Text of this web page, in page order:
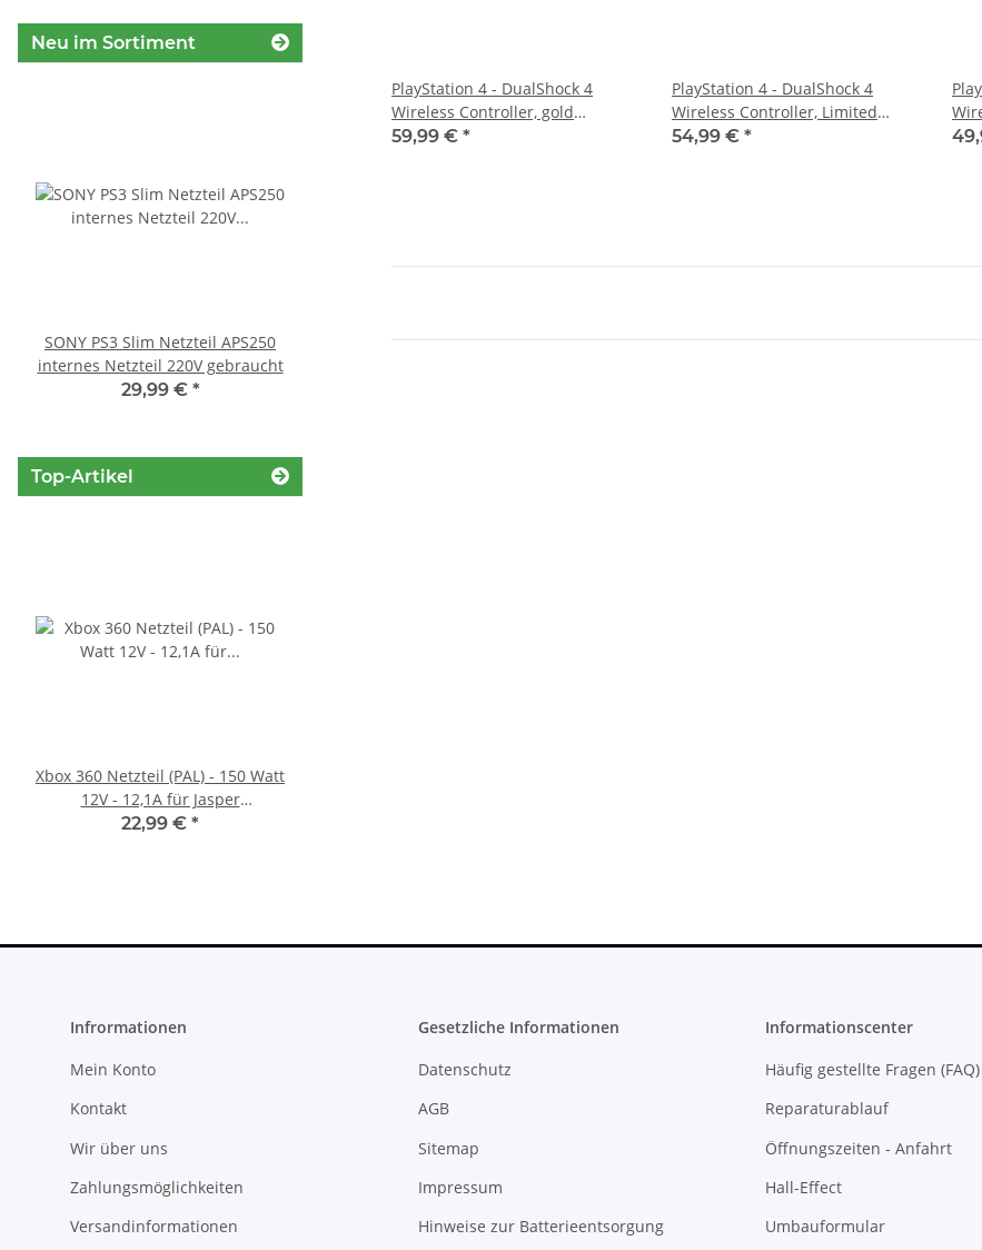
PlayStation 4 - DualShock 4
Wireless Controller, gold
Schwarz (2016) - gebraucht
59,99 € *
PlayStation 4 - DualShock 4
Wireless Controller, Limited
Edition GT Sport- gebraucht
54,99 € *
Neu im Sortiment
SONY PS3 Slim Netzteil APS250
internes Netzteil 220V gebraucht
29,99 € *
Sony Playstation 3 KEM 450EAA
KEM 450AAA Laufwerk oberteil
Top-Artikel
Xbox 360 Netzteil (PAL) - 150 Watt
12V - 12,1A für Jasper
Mainboards gebraucht
22,99 € *
Infrormationen
Mein Konto
Kontakt
Wir über uns
Zahlungsmöglichkeiten
Versandinformationen
Gesetzliche Informationen
Datenschutz
AGB
Sitemap
Impressum
Hinweise zur Batterieentsorgung
Informationscenter
Häufig gestellte Fragen (FAQ)
Reparaturablauf
Öffnungszeiten - Anfahrt
Hall-Effect
Umbauformular